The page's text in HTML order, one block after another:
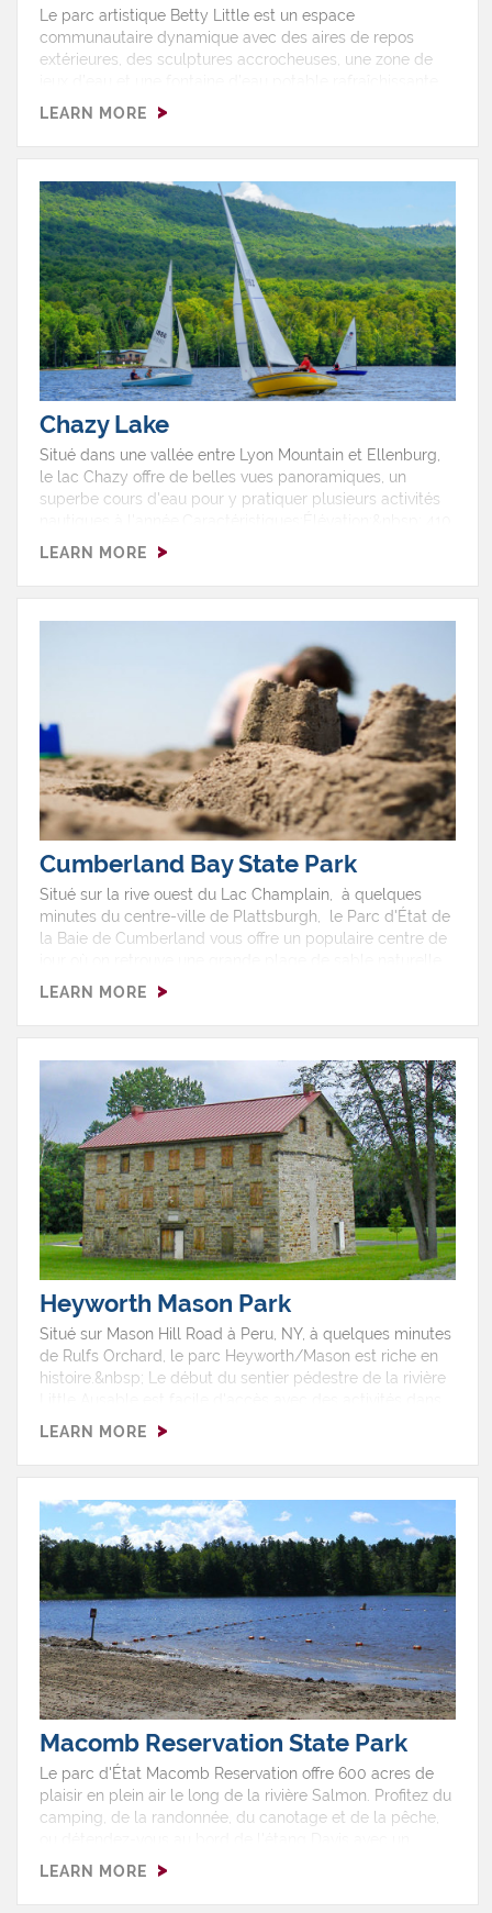
Le parc artistique Betty Little est un espace
communautaire dynamique avec des aires de repos
extérieures, des sculptures accrocheuses, une zone de
C’est l’endroit idéal pour dîner, se détendre au soleil et
LEARN MORE
Chazy Lake
Situé dans une vallée entre Lyon Mountain et Ellenburg,
le lac Chazy offre de belles vues panoramiques, un
superbe cours d'eau pour y pratiquer plusieurs activités
mSuperficie: 1807 acresProfondeur maximale:&nbsp; 22
2.4 kmLength: ~ 3.5 milesThermocline: ~ 9.1 mActivités
mise à l'eau du Department of Environmental
Conservation est située près de la route 374 à 8 km à
l'ouest du village de Dannemora.&nbsp; Un
stationnement accueille 20 voitures et remorques.&gt;
For more information:
&nbsp;&nbsp;http://www.dec.ny.gov/outdoor/
sur la carte
LEARN MORE
Cumberland Bay State Park
Situé sur la rive ouest du Lac Champlain, à quelques
minutes du centre-ville de Plattsburgh, le Parc d'État de
la Baie de Cumberland vous offre un populaire centre de
ainsi qu'une aire de pique-nique. Le parc est ouvert de la
parc PlageNatation Aire de jeuTerrain de jeuCasse-
de camping Activités d'hiver · Ski de fond Montrez-moi
sur une carte.
LEARN MORE
Heyworth Mason Park
Situé sur Mason Hill Road à Peru, NY, à quelques minutes
de Rulfs Orchard, le parc Heyworth/Mason est riche en
histoire.&nbsp; Le début du sentier pédestre de la rivière
un environnement naturel.&nbsp; Le parc est ouvert à
niquePanneaux d'interprétation sur l'histoire de la
panoramiques sur la rivière&gt;&nbsp;Afficher sur une
carte
LEARN MORE
Macomb Reservation State Park
Le parc d'État Macomb Reservation offre 600 acres de
plaisir en plein air le long de la rivière Salmon. Profitez du
camping, de la randonnée, du canotage et de la pêche,
pique-nique. Le parc propose des emplacements boisés
transforme en terrain de jeux hivernal avec ski de fond et
LEARN MORE